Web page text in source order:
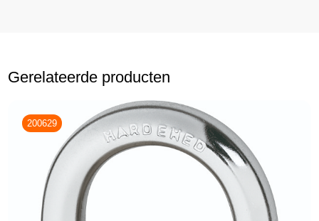
Gerelateerde producten
200629